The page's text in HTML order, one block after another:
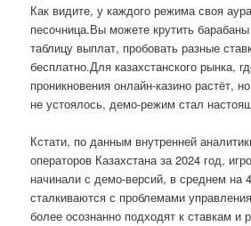
Как видите, у каждого режима своя
песочница.Вы можете крутить
таблицу выплат, пробовать разные
бесплатно.Для казахстанского рынка,
проникновения онлайн-казино растёт,
не устоялось, демо-режим стал
Кстати, по данным внутренней
операторов Казахстана за 2024 год,
начинали с демо-версий, в среднем на
сталкиваются с проблемами
более осознанно подходят к ставкам и